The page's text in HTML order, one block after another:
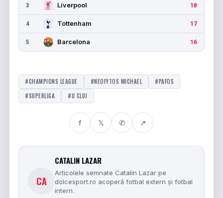
3 Liverpool 18
4 Tottenham 17
5 Barcelona 16
#CHAMPIONS LEAGUE #NEOFYTOS MICHAEL
#PAFOS
#SUPERLIGA
#U CLUJ
f 𝕏 ✆ ↗
CA
CATALIN LAZAR
Articolele semnate Catalin Lazar pe
dolcesport.ro acoperă fotbal extern și fotbal
intern.